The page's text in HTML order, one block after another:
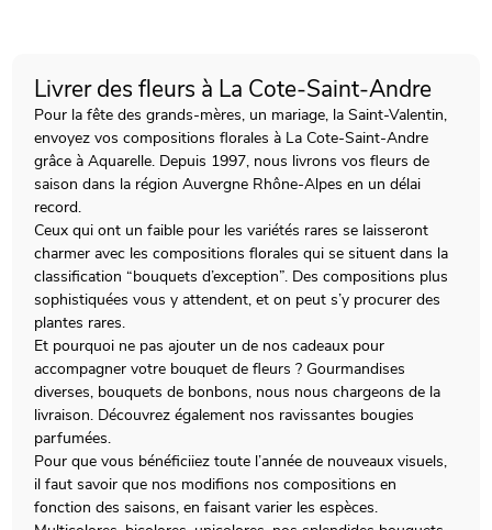
Livrer des fleurs à La Cote-Saint-Andre
Pour la fête des grands-mères, un mariage, la Saint-Valentin,
envoyez vos compositions florales à La Cote-Saint-Andre
grâce à Aquarelle. Depuis 1997, nous livrons vos fleurs de
saison dans la région Auvergne Rhône-Alpes en un délai
record.
Ceux qui ont un faible pour les variétés rares se laisseront
charmer avec les compositions florales qui se situent dans la
classification “bouquets d’exception”. Des compositions plus
sophistiquées vous y attendent, et on peut s’y procurer des
plantes rares.
Et pourquoi ne pas ajouter un de nos cadeaux pour
accompagner votre bouquet de fleurs ? Gourmandises
diverses, bouquets de bonbons, nous nous chargeons de la
livraison. Découvrez également nos ravissantes bougies
parfumées.
Pour que vous bénéficiiez toute l’année de nouveaux visuels,
il faut savoir que nos modifions nos compositions en
fonction des saisons, en faisant varier les espèces.